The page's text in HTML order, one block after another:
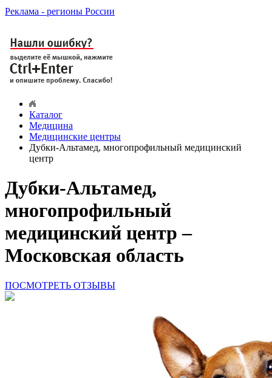
Реклама - регионы России
Каталог
Медицина
Медицинские центры
Дубки-Альтамед, многопрофильный медицинский
центр
Дубки-Альтамед,
многопрофильный
медицинский центр –
Московская область
ПОСМОТРЕТЬ ОТЗЫВЫ